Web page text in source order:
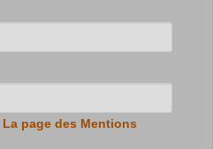
La page des Mentions